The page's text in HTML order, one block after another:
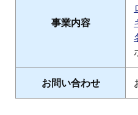
事業内容
お問い合わせ